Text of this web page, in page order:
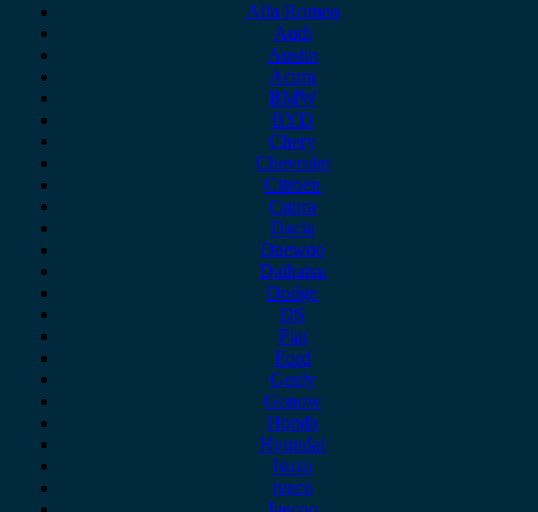
Alfa Romeo
Audi
Austin
Acura
BMW
BYD
Chery
Chevrolet
Citroen
Cupra
Dacia
Daewoo
Daihatsu
Dodge
DS
Fiat
Ford
Geely
Gonow
Honda
Hyundai
Isuzu
iveco